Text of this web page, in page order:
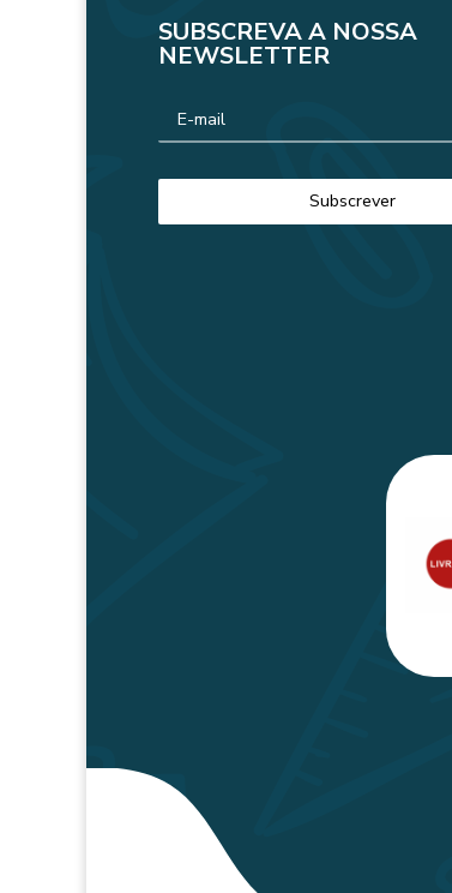
SUBSCREVA A NOSSA
NEWSLETTER